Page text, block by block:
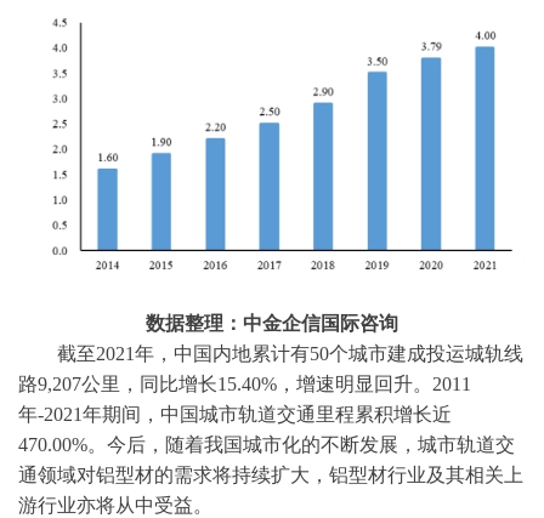
数据整理：中金企信国际咨询
截至2021年，中国内地累计有50个城市建成投运城轨线
路9,207公里，同比增长15.40%，增速明显回升。2011
年-2021年期间，中国城市轨道交通里程累积增长近
470.00%。今后，随着我国城市化的不断发展，城市轨道交
通领域对铝型材的需求将持续扩大，铝型材行业及其相关上
游行业亦将从中受益。